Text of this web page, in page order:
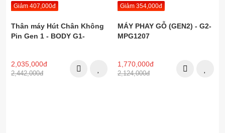
Giảm 407,000đ
Thân máy Hút Chân Không
Pin Gen 1 - BODY G1-
2,035,000đ
2,442,000đ
Giảm 354,000đ
MÁY PHAY GỖ (GEN2) - G2-
MPG1207
1,770,000đ
2,124,000đ